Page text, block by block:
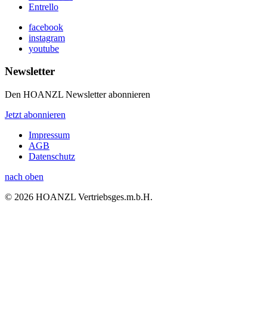
Entrello
facebook
instagram
youtube
Newsletter
Den HOANZL Newsletter abonnieren
Jetzt abonnieren
Impressum
AGB
Datenschutz
nach oben
© 2026 HOANZL Vertriebsges.m.b.H.